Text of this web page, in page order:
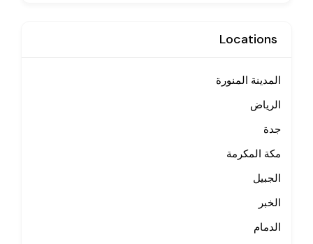
Locations
المدينة المنورة
الرياض
جدة
مكة المكرمة
الجبيل
الخبر
الدمام